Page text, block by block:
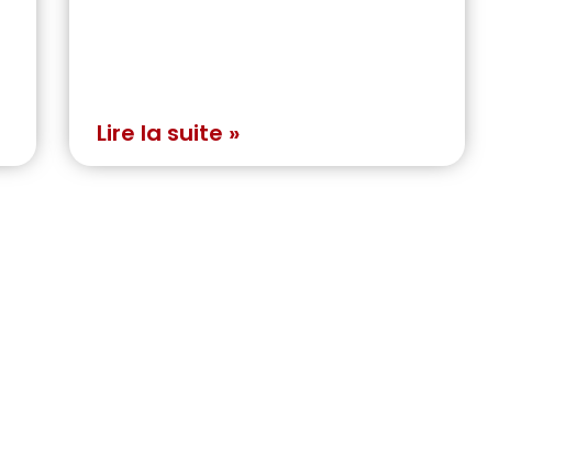
Lire la suite »